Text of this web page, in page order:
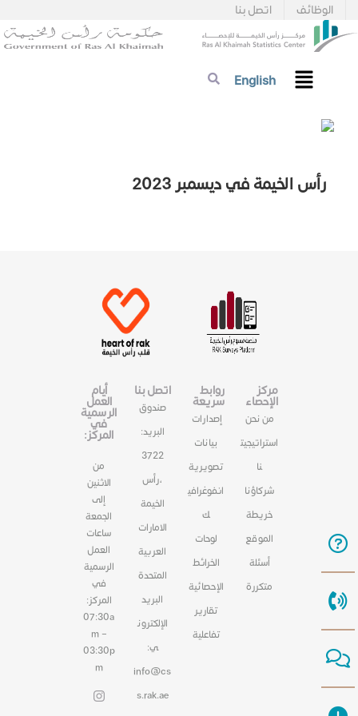
اتصل بنا الوظائف
English
رأس الخيمة في ديسمبر 2023
مركز
الإحصاء
من نحن
استراتيجيت
نا
شركاؤنا
خريطة
الموقع
أسئلة
متكررة
روابط
سريعة
إصدارات
بيانات
تصويرية
انفوغرافي
ك
لوحات
الخرائط
الإحصائية
تقارير
تفاعلية
اتصل بنا
صندوق
البريد:
3722
،رأس
الخيمة
الامارات
العربية
المتحدة
البريد
الإلكترون
ي:
info@cs
s.rak.ae
أيام
العمل
الرسمية
في
المركز:
من
الاثنين
إلى
الجمعة
ساعات
العمل
الرسمية
في
المركز:
07:30a
m –
03:30p
m